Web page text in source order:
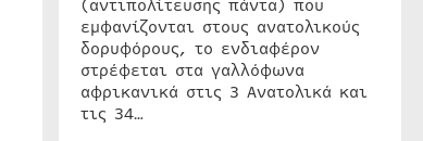
(αντιπολίτευσης πάντα) που
εμφανίζονται στους ανατολικούς
δορυφόρους, το ενδιαφέρον
στρέφεται στα γαλλόφωνα
αφρικανικά στις 3 Ανατολικά και
τις 34…